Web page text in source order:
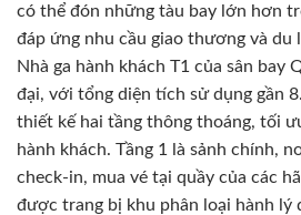
có thể đón những tàu bay lớn hơn
đáp ứng nhu cầu giao thương và du
Nhà ga hành khách T1 của sân bay
đại, với tổng diện tích sử dụng gần
thiết kế hai tầng thông thoáng, tối
hành khách. Tầng 1 là sảnh chính,
check-in, mua vé tại quầy của các
được trang bị khu phân loại hành lý